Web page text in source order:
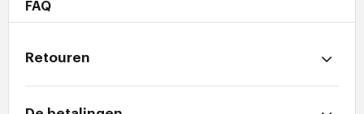
FAQ
Retouren